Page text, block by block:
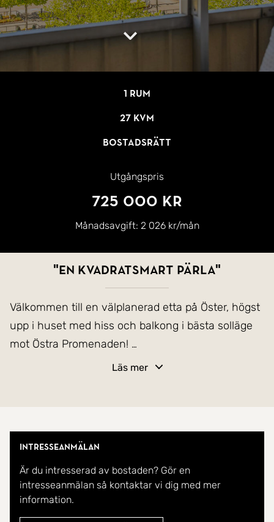
1 rum
27 kvm
Bostadsrätt
Utgångspris
725 000 kr
Månadsavgift: 2 026 kr/mån
"EN KVADRATSMART PÄRLA"
Välkommen till en välplanerad etta på Öster, högst
upp i huset med hiss och balkong i bästa solläge
mot Östra Promenaden!
samt platsbyggda garderober. Det stilrena och
uppdaterade köket erbjuder bra arbetsytor, och det
rymliga allrummet med vackert trägolv leder vidare
ut till balkongen med utsikt över den grönskande
Läs mer
Intresseanmälan
Är du intresserad av bostaden? Gör en
intresseanmälan så kontaktar vi dig med mer
information.